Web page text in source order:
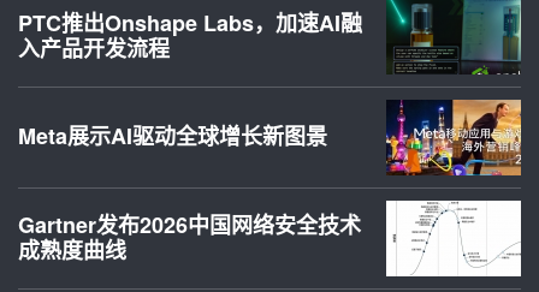
PTC推出Onshape Labs，加速AI融
入产品开发流程
Meta展示AI驱动全球增长新图景
Gartner发布2026中国网络安全技术
成熟度曲线